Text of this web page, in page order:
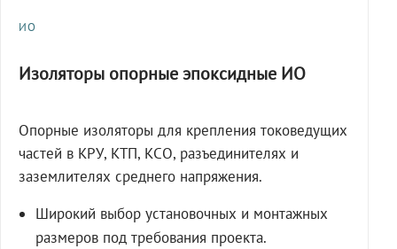
ИО
Изоляторы опорные эпоксидные ИО
Опорные изоляторы для крепления токоведущих
частей в КРУ, КТП, КСО, разъединителях и
заземлителях среднего напряжения.
Широкий выбор установочных и монтажных
размеров под требования проекта.